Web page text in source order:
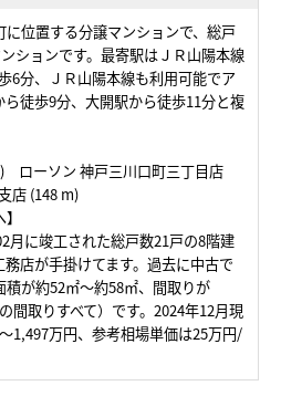
位置する分譲マンションで、総戸
ションです。最寄駅はＪＲ山陽本線
6分、ＪＲ山陽本線も利用可能でア
徒歩9分、大開駅から徒歩11分と複
ローソン 神戸三川口町三丁目店
店 (148 m)
月に竣工された総戸数21戸の8階建
店が手掛けてます。過去に中古で
が約52㎡～約58㎡、間取りが
間取りすべて）です。2024年12月現
1,497万円、参考相場単価は25万円/